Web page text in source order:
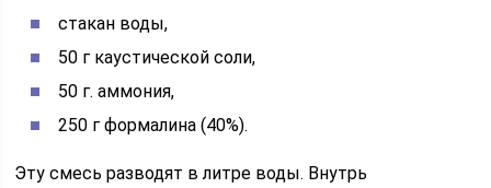
стакан воды,
50 г каустической соли,
50 г. аммония,
250 г формалина (40%).
Эту смесь разводят в литре воды. Внутрь